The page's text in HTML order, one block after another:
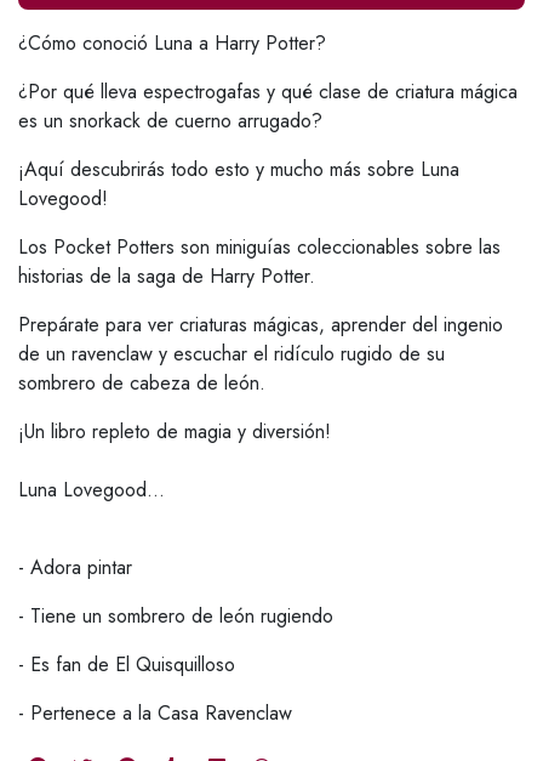
¿Cómo conoció Luna a Harry Potter?
¿Por qué lleva espectrogafas y qué clase de criatura mágica
es un snorkack de cuerno arrugado?
¡Aquí descubrirás todo esto y mucho más sobre Luna
Lovegood!
Los Pocket Potters son miniguías coleccionables sobre las
historias de la saga de Harry Potter.
Prepárate para ver criaturas mágicas, aprender del ingenio
de un ravenclaw y escuchar el ridículo rugido de su
sombrero de cabeza de león.
¡Un libro repleto de magia y diversión!
Luna Lovegood...
- Adora pintar
- Tiene un sombrero de león rugiendo
- Es fan de El Quisquilloso
- Pertenece a la Casa Ravenclaw